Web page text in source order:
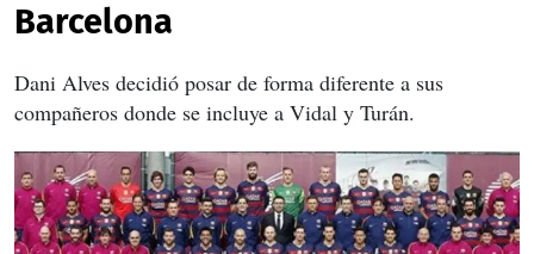
Barcelona
Dani Alves decidió posar de forma diferente a sus
compañeros donde se incluye a Vidal y Turán.